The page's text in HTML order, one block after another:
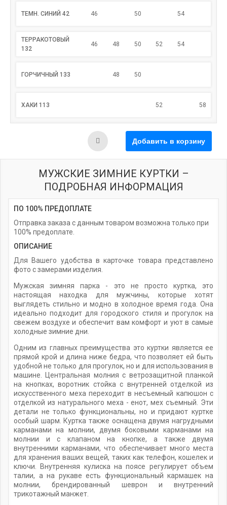
ТЕМН. СИНИЙ 42 46 50 54
ТЕРРАКОТОВЫЙ
132
46 48 50 52 54
ГОРЧИЧНЫЙ 133 48 50
ХАКИ 113 52 58
МУЖСКИЕ ЗИМНИЕ КУРТКИ –
ПОДРОБНАЯ ИНФОРМАЦИЯ
ПО 100% ПРЕДОПЛАТЕ
Отправка заказа с данным товаром возможна только при
100% предоплате.
ОПИСАНИЕ
Для Вашего удобства в карточке товара представлено
фото с замерами изделия.
Мужская зимняя парка - это не просто куртка, это
настоящая находка для мужчины, которые хотят
выглядеть стильно и модно в холодное время года. Она
идеально подходит для городского стиля и прогулок на
свежем воздухе и обеспечит вам комфорт и уют в самые
холодные зимние дни.
Одним из главных преимущества это куртки является ее
прямой крой и длина ниже бедра, что позволяет ей быть
удобной не только для прогулок, но и для использования в
машине. Центральная молния с ветрозащитной планкой
на кнопках, воротник стойка с внутренней отделкой из
искусственного меха переходит в несъемный капюшон с
отделкой из натурального меха - енот, мех съемный. Эти
детали не только функциональны, но и придают куртке
особый шарм. Куртка также оснащена двумя нагрудными
карманами на молнии, двумя боковыми карманами на
молнии и с клапаном на кнопке, а также двумя
внутренними карманами, что обеспечивает много места
для хранения ваших вещей, таких как телефон, кошелек и
ключи. Внутренняя кулиска на поясе регулирует объем
талии, а на рукаве есть функциональный кармашек на
молнии, брендированный шеврон и внутренний
трикотажный манжет.